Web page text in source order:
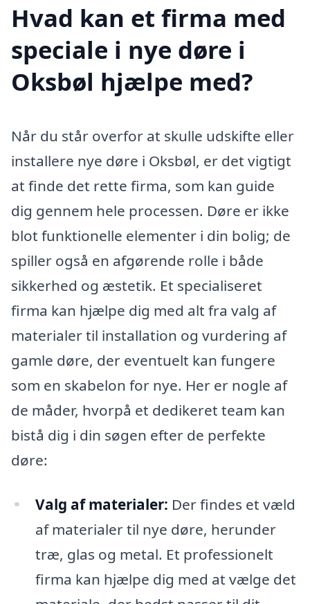
Hvad kan et firma med
speciale i nye døre i
Oksbøl hjælpe med?
Når du står overfor at skulle udskifte eller
installere nye døre i Oksbøl, er det vigtigt
at finde det rette firma, som kan guide
dig gennem hele processen. Døre er ikke
blot funktionelle elementer i din bolig; de
spiller også en afgørende rolle i både
sikkerhed og æstetik. Et specialiseret
firma kan hjælpe dig med alt fra valg af
materialer til installation og vurdering af
gamle døre, der eventuelt kan fungere
som en skabelon for nye. Her er nogle af
de måder, hvorpå et dedikeret team kan
bistå dig i din søgen efter de perfekte
døre:
Valg af materialer: Der findes et væld
af materialer til nye døre, herunder
træ, glas og metal. Et professionelt
firma kan hjælpe dig med at vælge det